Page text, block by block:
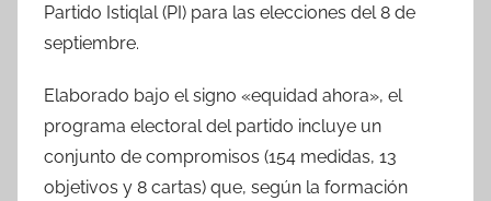
Partido Istiqlal (PI) para las elecciones del 8 de
septiembre.
Elaborado bajo el signo «equidad ahora», el
programa electoral del partido incluye un
conjunto de compromisos (154 medidas, 13
objetivos y 8 cartas) que, según la formación